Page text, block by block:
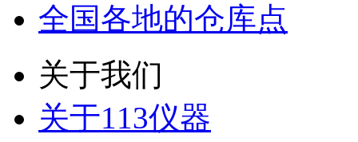
全国各地的仓库点
关于我们
关于113仪器